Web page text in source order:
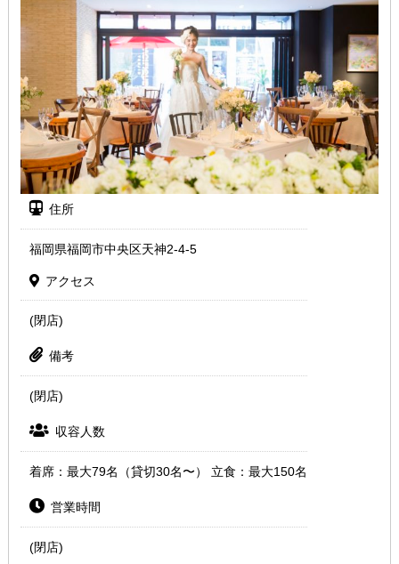
住所
福岡県福岡市中央区天神2-4-5
アクセス
(閉店)
備考
(閉店)
収容人数
着席：最大79名（貸切30名〜） 立食：最大150名
営業時間
(閉店)